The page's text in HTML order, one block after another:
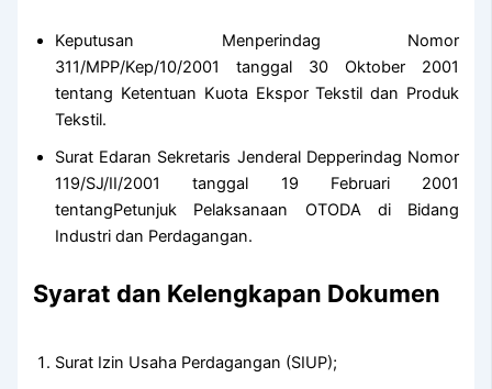
Keputusan Menperindag Nomor
311/MPP/Kep/10/2001 tanggal 30 Oktober 2001
tentang Ketentuan Kuota Ekspor Tekstil dan Produk
Tekstil.
Surat Edaran Sekretaris Jenderal Depperindag Nomor
119/SJ/II/2001 tanggal 19 Februari 2001
tentangPetunjuk Pelaksanaan OTODA di Bidang
Industri dan Perdagangan.
Syarat dan Kelengkapan Dokumen
Surat Izin Usaha Perdagangan (SIUP);